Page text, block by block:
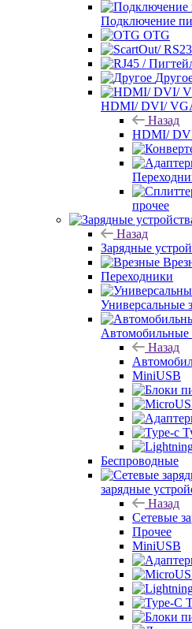
Подключение
OTG
HDMI/ DVI/
Назад
HDMI/
прочее
Назад
Зарядные
Переходники
Универсальные
Автомобильные
Назад
MiniUSB
Беспроводные
зарядные
Назад
Сетевые
Прочее
MiniUSB